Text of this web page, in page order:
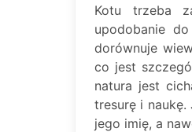
Kotu trzeba
upodobanie
dorównuje
co jest
natura jest
tresurę i
jego imię, a